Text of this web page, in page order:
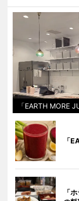
「EARTH MORE
「
「